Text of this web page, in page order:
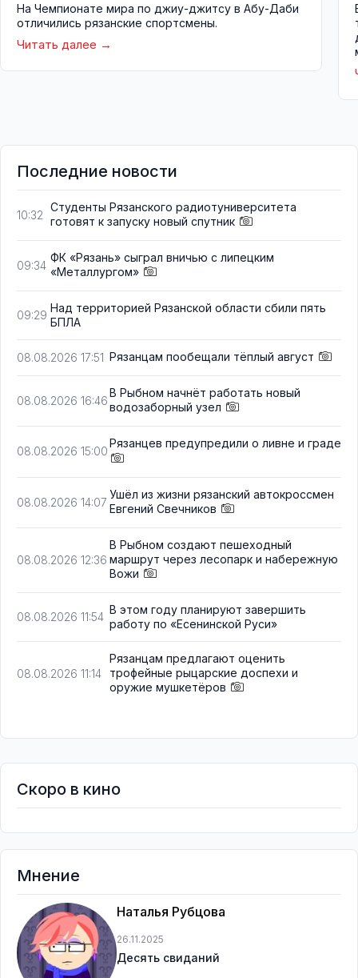
На Чемпионате мира по джиу-джитсу в Абу-Даби
отличились рязанские спортсмены.
Читать далее
Последние новости
10:32
Студенты Рязанского радиотуниверситета
готовят к запуску новый спутник
09:34
ФК «Рязань» сыграл вничью с липецким
«Металлургом»
09:29
Над территорией Рязанской области сбили пять
БПЛА
08.08.2026 17:51 Рязанцам пообещали тёплый август
08.08.2026 16:46
В Рыбном начнёт работать новый
водозаборный узел
08.08.2026 15:00
Рязанцев предупредили о ливне и граде
08.08.2026 14:07
Ушёл из жизни рязанский автокроссмен
Евгений Свечников
08.08.2026 12:36
В Рыбном создают пешеходный
маршрут через лесопарк и набережную
Вожи
08.08.2026 11:54
В этом году планируют завершить
работу по «Есенинской Руси»
08.08.2026 11:14
Рязанцам предлагают оценить
трофейные рыцарские доспехи и
оружие мушкетёров
Скоро в кино
Мнение
Наталья Рубцова
26.11.2025
Десять свиданий